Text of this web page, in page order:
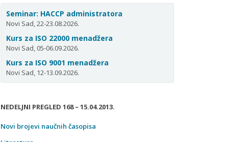
Seminar: HACCP administratora
Novi Sad, 22-23.08.2026.
Kurs za ISO 22000 menadžera
Novi Sad, 05-06.09.2026.
Kurs za ISO 9001 menadžera
Novi Sad, 12-13.09.2026.
NEDELJNI PREGLED 168 – 15.04.2013.
Novi brojevi naučnih časopisa